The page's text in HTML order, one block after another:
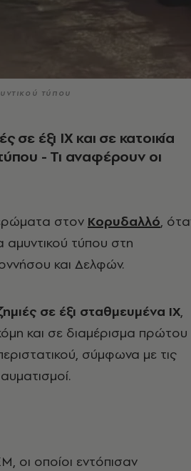
τύπου
έξι ΙΧ και σε κατοικία
- Τι αναφέρουν οι
στον Κορυδαλλό,
αμυντικού τύπου στη
και Δελφών.
σε έξι σταθμευμένα ΙΧ,
και σε διαμέρισμα πρώτου
σύμφωνα με τις
οι οποίοι εντόπισαν